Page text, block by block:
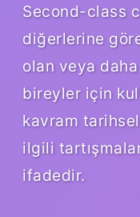
Second-class
diğerlerine
olan veya
bireyler için
kavram tarihsel
ilgili
ifadedir.